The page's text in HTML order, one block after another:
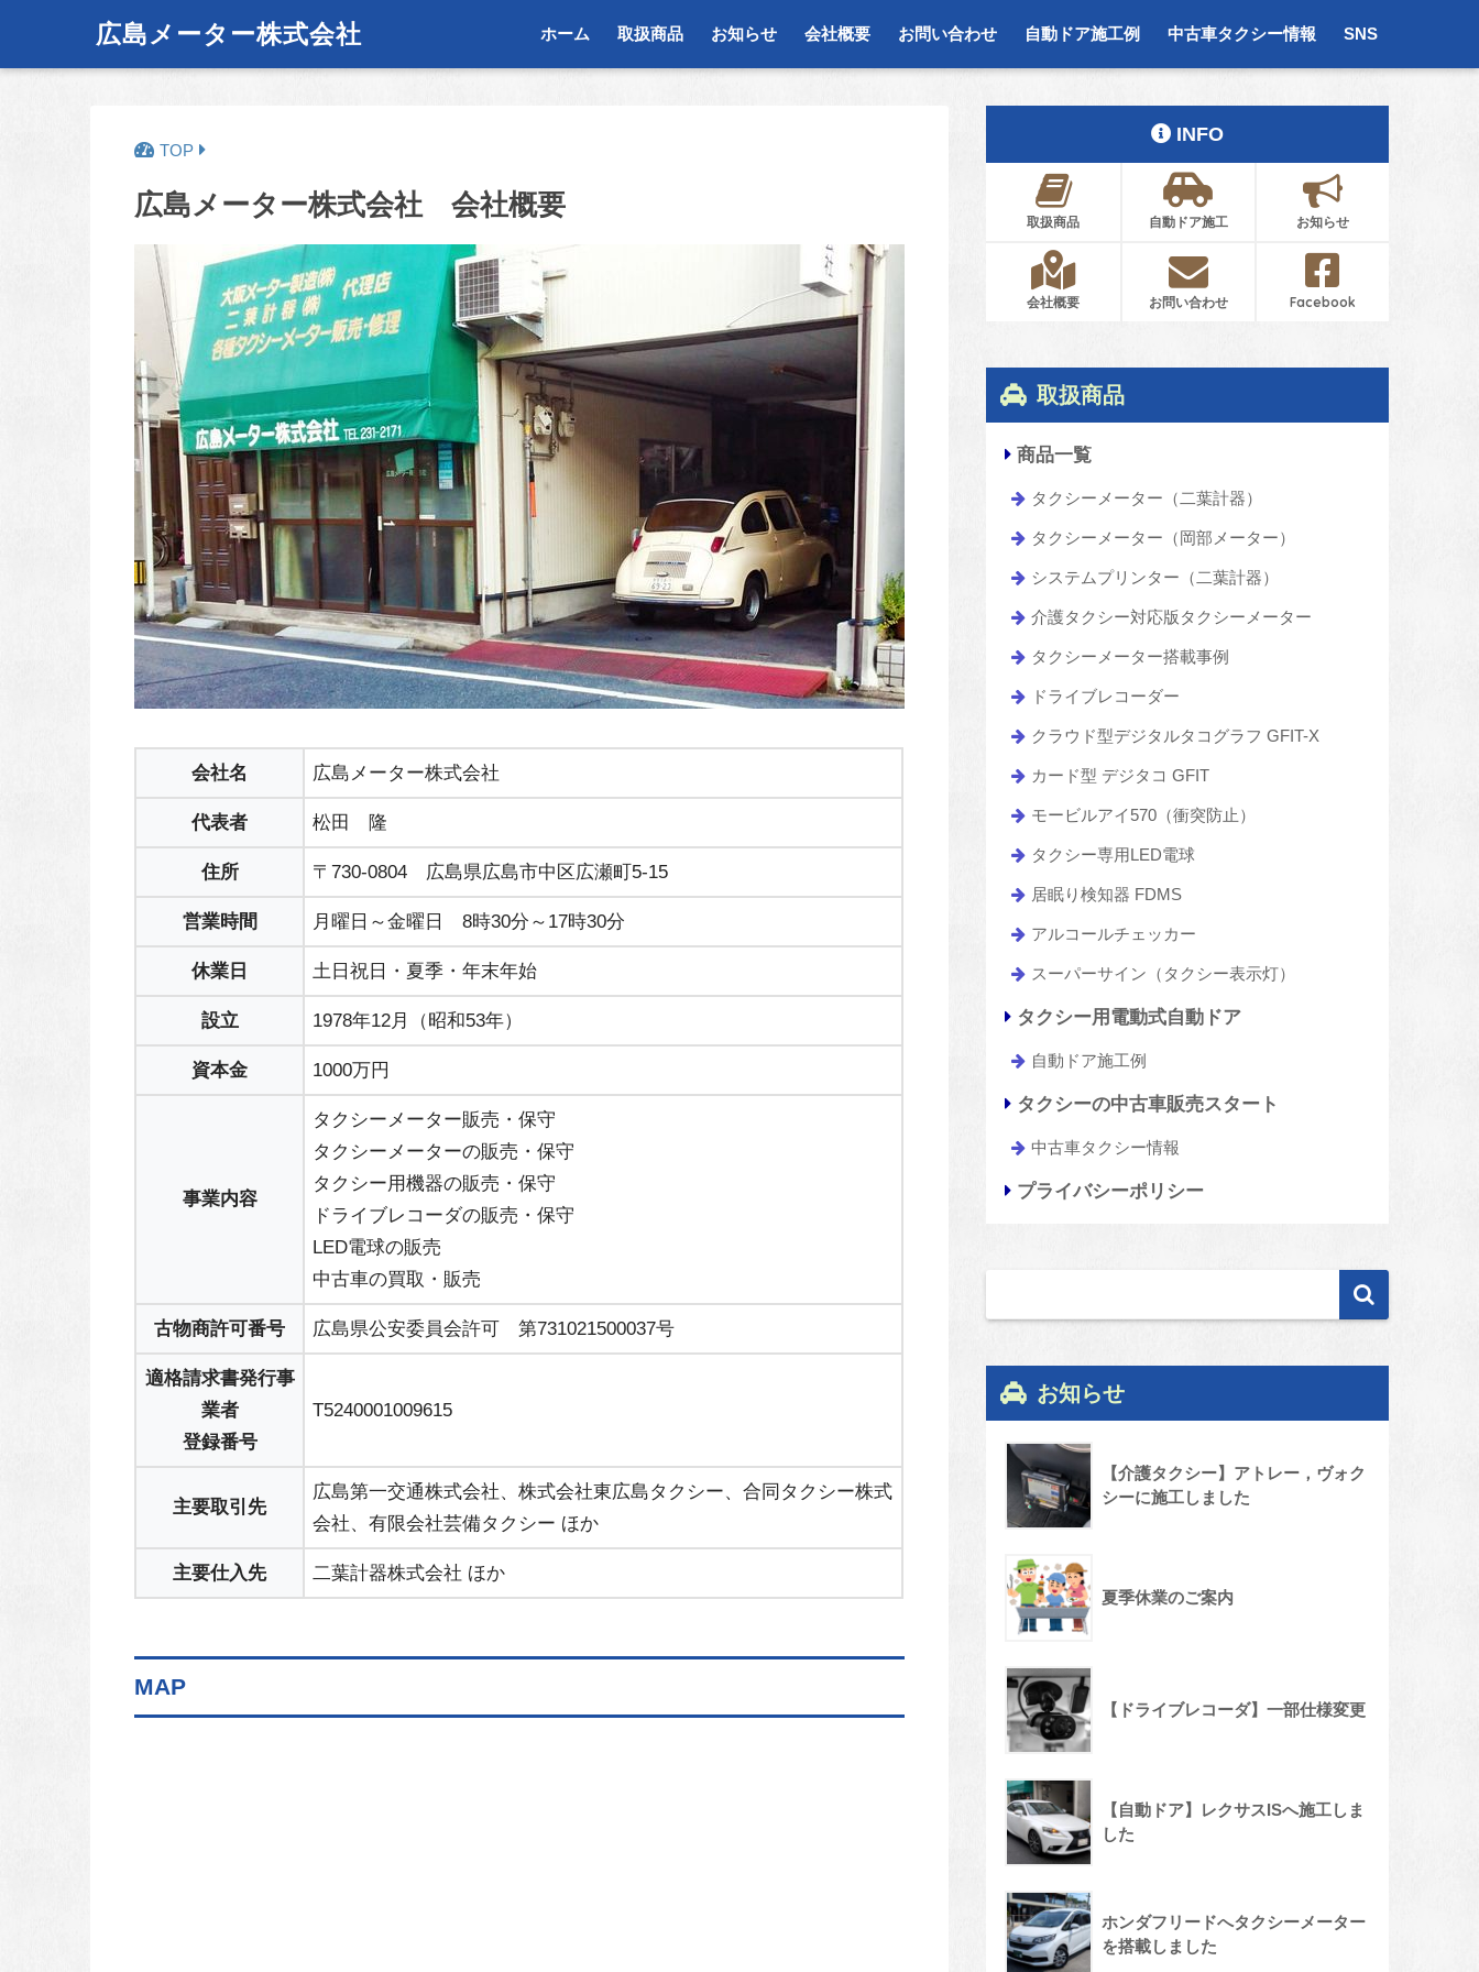
広島メーター株式会社 ホーム 取扱商品 お知らせ 会社概要 お問い合わせ 自動ドア施工例 中古車タクシー情報 SNS
広島メーター株式会社 会社概要
会社名 広島メーター株式会社
代表者 松田 隆
住所 〒730-0804 広島県広島市中区広瀬町5-15
営業時間 月曜日～金曜日 8時30分～17時30分
休業日 土日祝日・夏季・年末年始
設立 1978年12月（昭和53年）
資本金 1000万円
事業内容
タクシーメーター販売・保守
タクシーメーターの販売・保守
タクシー用機器の販売・保守
ドライブレコーダの販売・保守
LED電球の販売
中古車の買取・販売
古物商許可番号 広島県公安委員会許可 第731021500037号
適格請求書発行事
業者
登録番号
T5240001009615
主要取引先
広島第一交通株式会社、株式会社東広島タクシー、合同タクシー株式
会社、有限会社芸備タクシー ほか
主要仕入先 二葉計器株式会社 ほか
MAP
INFO
取扱商品 自動ドア施工 お知らせ
会社概要 お問い合わせ Facebook
取扱商品
商品一覧
タクシーメーター（二葉計器）
タクシーメーター（岡部メーター）
システムプリンター（二葉計器）
介護タクシー対応版タクシーメーター
タクシーメーター搭載事例
ドライブレコーダー
クラウド型デジタルタコグラフ GFIT-X
カード型 デジタコ GFIT
モービルアイ570（衝突防止）
タクシー専用LED電球
居眠り検知器 FDMS
アルコールチェッカー
スーパーサイン（タクシー表示灯）
タクシー用電動式自動ドア
自動ドア施工例
タクシーの中古車販売スタート
中古車タクシー情報
プライバシーポリシー
お知らせ
【介護タクシー】アトレー，ヴォク
シーに施工しました
夏季休業のご案内
【ドライブレコーダ】一部仕様変更
【自動ドア】レクサスISへ施工しま
した
ホンダフリードへタクシーメーター
を搭載しました